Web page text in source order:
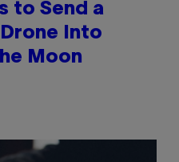
to Send a
Into
Moon